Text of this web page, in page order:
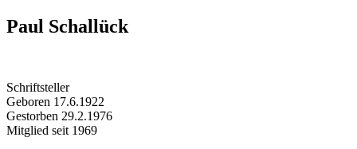
Paul Schallück
Schriftsteller
Geboren 17.6.1922
Gestorben 29.2.1976
Mitglied seit 1969